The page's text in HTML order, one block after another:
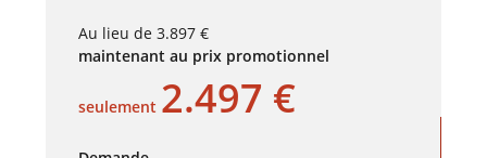
Au lieu de 3.897 €
maintenant au prix promotionnel
seulement 2.497 €